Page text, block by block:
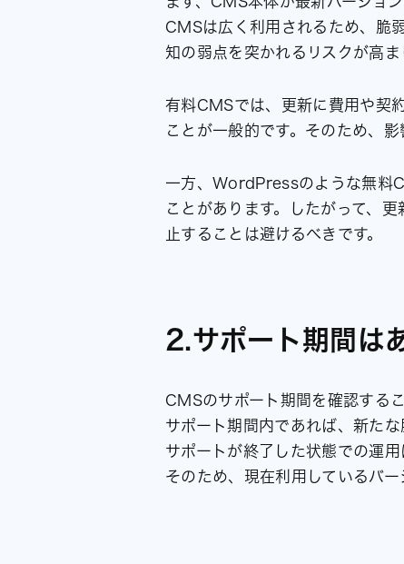
CMSは広く利用されるため、脆
知の弱点を突かれるリスクが高ま
有料CMSでは、更新に費用や契
ことが一般的です。そのため、
一方、WordPressのような無料
ことがあります。したがって、
止することは避けるべきです。
2.サポート期間は
CMSのサポート期間を確認する
サポート期間内であれば、新た
サポートが終了した状態での運
そのため、現在利用しているバ